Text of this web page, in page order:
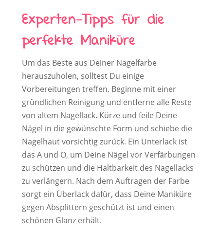
Experten-Tipps für die
perfekte Maniküre
Um das Beste aus Deiner Nagelfarbe
herauszuholen, solltest Du einige
Vorbereitungen treffen. Beginne mit einer
gründlichen Reinigung und entferne alle Reste
von altem Nagellack. Kürze und feile Deine
Nägel in die gewünschte Form und schiebe die
Nagelhaut vorsichtig zurück. Ein Unterlack ist
das A und O, um Deine Nägel vor Verfärbungen
zu schützen und die Haltbarkeit des Nagellacks
zu verlängern. Nach dem Auftragen der Farbe
sorgt ein Überlack dafür, dass Deine Maniküre
gegen Absplittern geschützt ist und einen
schönen Glanz erhält.